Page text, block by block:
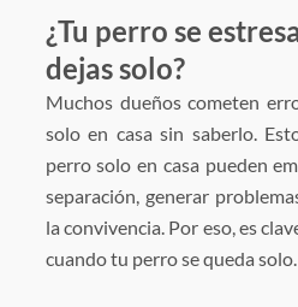
¿Tu perro se
dejas solo?
Muchos dueños cometen
solo en casa sin saberlo.
perro solo en casa pueden
separación, generar
la convivencia. Por eso, es
cuando tu perro se queda solo.